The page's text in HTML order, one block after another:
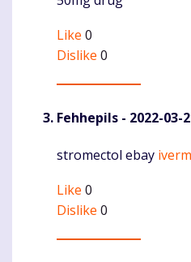
Like 0
Dislike 0
Fehhepils - 2022-03-
Komentaras
stromectol ebay
Like 0
Dislike 0